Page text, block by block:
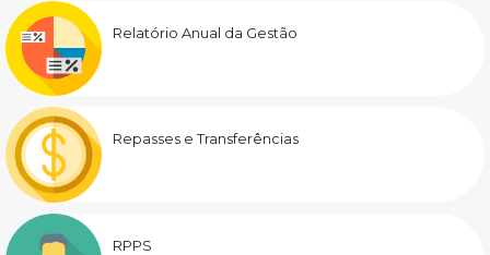
Relatório Anual da Gestão
Repasses e Transferências
RPPS